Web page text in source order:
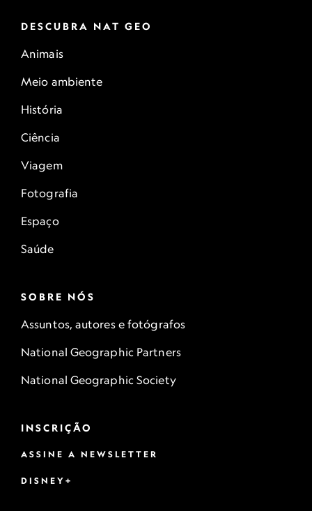
DESCUBRA NAT GEO
Animais
Meio ambiente
História
Ciência
Viagem
Fotografia
Espaço
Saúde
SOBRE NÓS
Assuntos, autores e fotógrafos
National Geographic Partners
National Geographic Society
INSCRIÇÃO
ASSINE A NEWSLETTER
DISNEY+